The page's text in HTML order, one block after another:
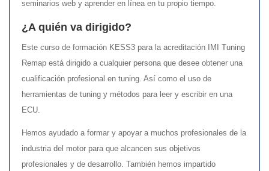
seminarios web y aprender en línea en tu propio tiempo.
¿A quién va dirigido?
Este curso de formación KESS3 para la acreditación IMI Tuning
Remap está dirigido a cualquier persona que desee obtener una
cualificación profesional en tuning. Así como el uso de
herramientas de tuning y métodos para leer y escribir en una
ECU.
Hemos ayudado a formar y apoyar a muchos profesionales de la
industria del motor para que alcancen sus objetivos
profesionales y de desarrollo. También hemos impartido